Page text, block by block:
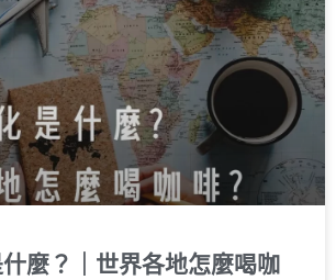
麼？｜世界各地怎麼喝咖